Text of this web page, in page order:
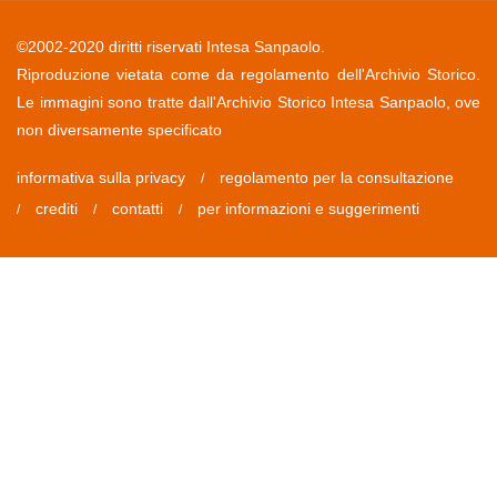
©2002-2020 diritti riservati Intesa Sanpaolo.
Riproduzione vietata come da regolamento dell'Archivio Storico.
Le immagini sono tratte dall'Archivio Storico Intesa Sanpaolo, ove
non diversamente specificato
informativa sulla privacy / regolamento per la consultazione
/ crediti / contatti / per informazioni e suggerimenti